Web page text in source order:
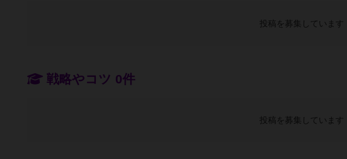
投稿を募集しています
戦略やコツ 0件
投稿を募集しています